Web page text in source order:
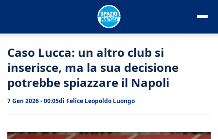
Caso Lucca: un altro club si
inserisce, ma la sua decisione
potrebbe spiazzare il Napoli
7 Gen 2026 - 00:05di Felice Leopoldo Luongo